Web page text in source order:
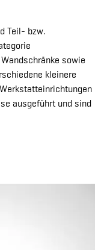
Teil- bzw.
sowie
kleinere
ausgeführt und sind